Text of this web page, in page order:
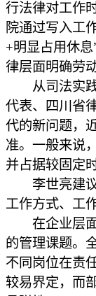
行法律对工作
院通过写入工
+明显占用休
律层面明确劳
从司法实践
代表、四川省
代的新问题，
准。一般来说
并占据较固定
李世亮建议
工作方式、工
在企业层面
的管理课题。
不同岗位在责
较易界定，而